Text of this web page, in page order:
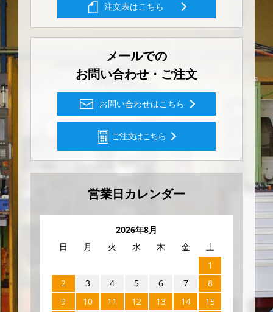
注文表はこちら
メールでの
お問い合わせ・ご注文
お問い合わせはこちら
ご注文はこちら
営業日カレンダー
2026年8月
日
月 火 水 木 金
土
1
2
3 4 5 6 7
8
9
10 11 12 13 14
15